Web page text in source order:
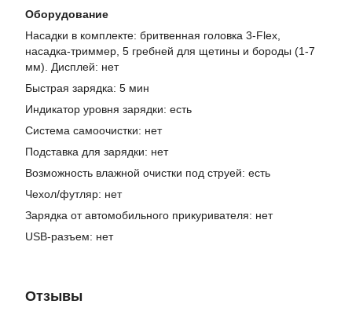
Оборудование
Насадки в комплекте: бритвенная головка 3-Flex,
насадка-триммер, 5 гребней для щетины и бороды (1-7
мм). Дисплей: нет
Быстрая зарядка: 5 мин
Индикатор уровня зарядки: есть
Система самоочистки: нет
Подставка для зарядки: нет
Возможность влажной очистки под струей: есть
Чехол/футляр: нет
Зарядка от автомобильного прикуривателя: нет
USB-разъем: нет
Отзывы